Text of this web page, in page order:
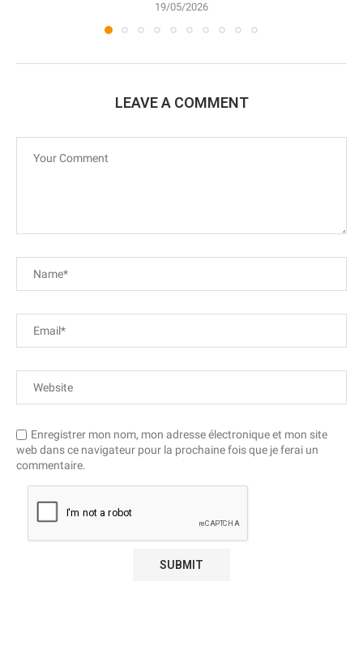
19/05/2026
LEAVE A COMMENT
Enregistrer mon nom, mon adresse électronique et mon site
web dans ce navigateur pour la prochaine fois que je ferai un
commentaire.